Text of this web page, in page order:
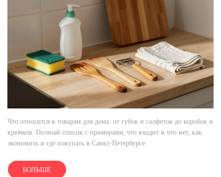
Что относится к товарам для дома: от губок и салфеток до коробок и
крючков. Полный список с примерами, что входит и что нет, как
экономить и где покупать в Санкт-Петербурге.
БОЛЬШЕ